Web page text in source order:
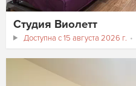
Студия Виолетт
Доступна с 15 августа 2026 г.